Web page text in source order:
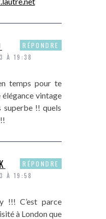
À 19:38
temps pour te
vintage
superbe !! quels
RÉPONDRE
À 19:58
!!! C’est parce
à London que
RÉPONDRE